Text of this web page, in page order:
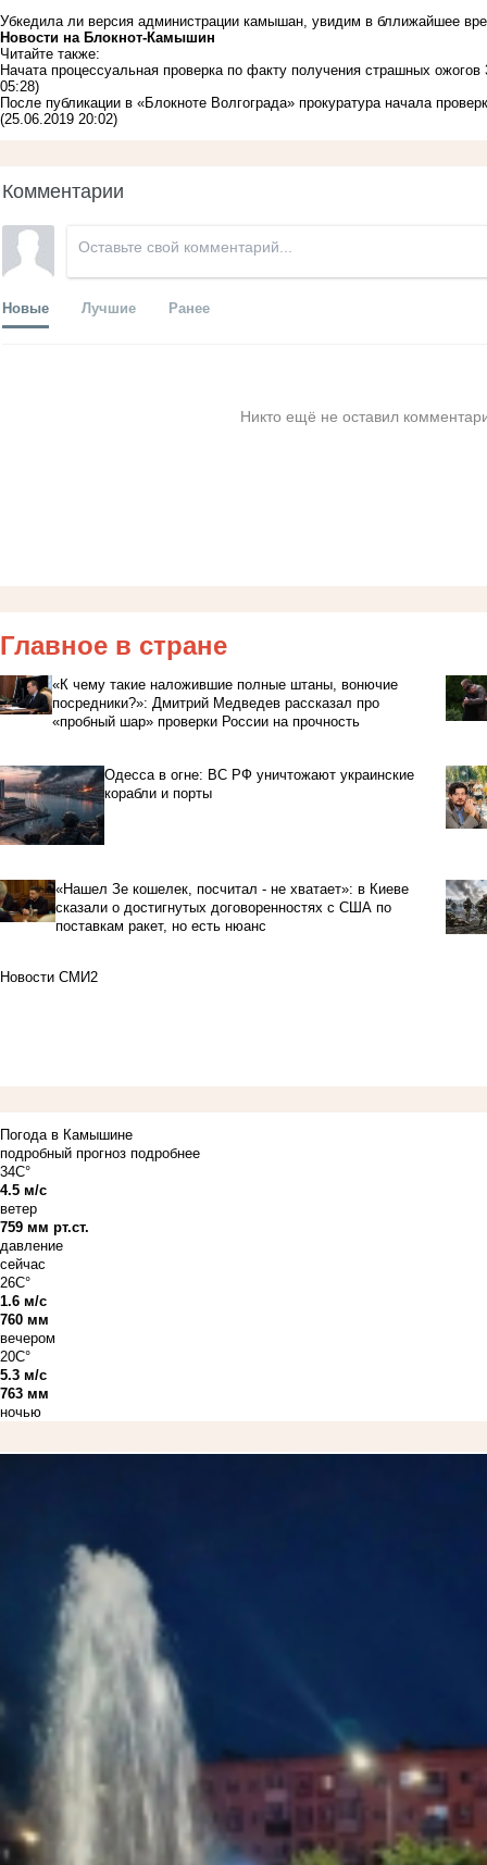
Убкедила ли версия администрации камышан, увидим в бллижайшее
Новости на Блoкнoт-Камышин
Читайте также:
Начата процессуальная проверка по факту получения страшных
05:28)
После публикации в «Блокноте Волгограда» прокуратура начала
(25.06.2019 20:02)
Комментарии
Новые Лучшие Ранее
Никто ещё не оставил
Главное в стране
«К чему такие наложившие полные штаны, вонючие
посредники?»: Дмитрий Медведев рассказал про
«пробный шар» проверки России на прочность
Одесса в огне: ВС РФ уничтожают украинские
корабли и порты
«Нашел Зе кошелек, посчитал - не хватает»: в Киеве
сказали о достигнутых договоренностях с США по
поставкам ракет, но есть нюанс
Новости СМИ2
Погода в Камышине
подробный прогноз подробнее
34C°
4.5 м/с
ветер
759 мм рт.ст.
давление
сейчас
26C°
1.6 м/с
760 мм
вечером
20C°
5.3 м/с
763 мм
ночью